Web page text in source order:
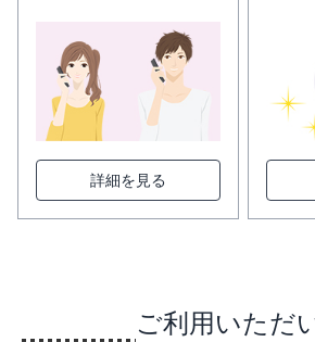
詳細を見る
ご利用いただ